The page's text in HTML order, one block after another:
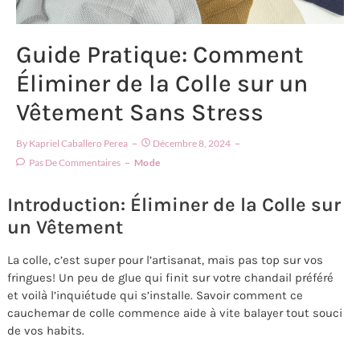
Guide Pratique: Comment
Éliminer de la Colle sur un
Vêtement Sans Stress
By Kapriel Caballero Perea
Décembre 8, 2024
Pas De Commentaires
Mode
Introduction: Éliminer de la Colle sur
un Vêtement
La colle, c’est super pour l’artisanat, mais pas top sur vos
fringues! Un peu de glue qui finit sur votre chandail préféré
et voilà l’inquiétude qui s’installe. Savoir comment ce
cauchemar de colle commence aide à vite balayer tout souci
de vos habits.